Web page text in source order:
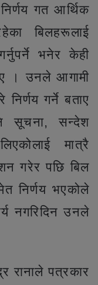
गत आर्थिक
बिलहरूलाई
भनेर केही
। उनले आगामी
गर्ने बताए
सूचना, सन्देश
मात्रै
गरेर पछि बिल
निर्णय भएकोले
नगरिदिन उनले
रानाले पत्रकार